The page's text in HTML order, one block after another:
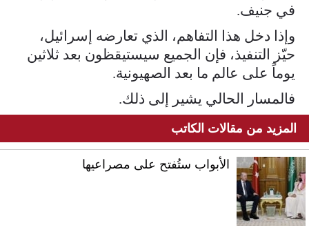
في جنيف.
وإذا دخل هذا التفاهم، الذي تعارضه إسرائيل،
حيّز التنفيذ، فإن الجميع سيستيقظون بعد ثلاثين
يوماً على عالم ما بعد الصهيونية.
فالمسار الحالي يشير إلى ذلك.
المزيد من مقالات الكاتب
الأبواب ستُفتح على مصراعيها